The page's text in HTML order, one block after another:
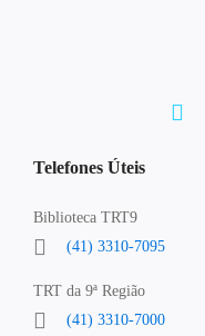
Telefones Úteis
Biblioteca TRT9
(41) 3310-7095
TRT da 9ª Região
(41) 3310-7000